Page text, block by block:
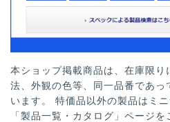
本ショップ掲載商品は、在庫限り
法、外観の色等、同一品番であ
います。 特価品以外の製品はミ
「製品一覧・カタログ」ページを